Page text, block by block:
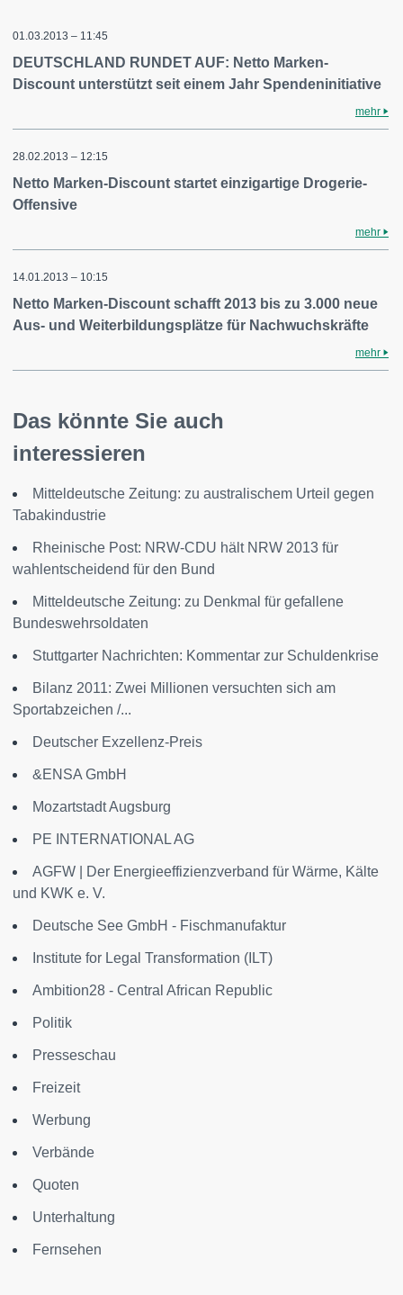
01.03.2013 – 11:45
DEUTSCHLAND RUNDET AUF: Netto Marken-
Discount unterstützt seit einem Jahr Spendeninitiative
mehr
28.02.2013 – 12:15
Netto Marken-Discount startet einzigartige Drogerie-
Offensive
mehr
14.01.2013 – 10:15
Netto Marken-Discount schafft 2013 bis zu 3.000 neue
Aus- und Weiterbildungsplätze für Nachwuchskräfte
mehr
Das könnte Sie auch
interessieren
Mitteldeutsche Zeitung: zu australischem Urteil gegen
Tabakindustrie
Rheinische Post: NRW-CDU hält NRW 2013 für
wahlentscheidend für den Bund
Mitteldeutsche Zeitung: zu Denkmal für gefallene
Bundeswehrsoldaten
Stuttgarter Nachrichten: Kommentar zur Schuldenkrise
Bilanz 2011: Zwei Millionen versuchten sich am
Sportabzeichen /...
Deutscher Exzellenz-Preis
&ENSA GmbH
Mozartstadt Augsburg
PE INTERNATIONAL AG
AGFW | Der Energieeffizienzverband für Wärme, Kälte
und KWK e. V.
Deutsche See GmbH - Fischmanufaktur
Institute for Legal Transformation (ILT)
Ambition28 - Central African Republic
Politik
Presseschau
Freizeit
Werbung
Verbände
Quoten
Unterhaltung
Fernsehen